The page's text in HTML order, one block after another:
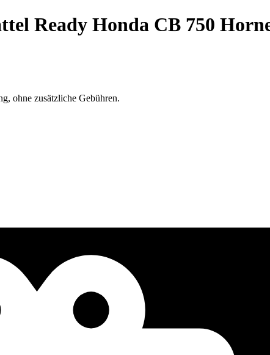
Ready Honda CB 750
ohne zusätzliche Gebühren.